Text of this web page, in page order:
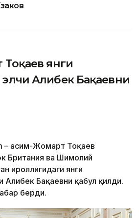
Тоқаев янги
Алибек Бақаевни
– Қасим-Жомарт Тоқаев
Британия ва Шимолий
Қироллигидаги янги
Алибек Бақаевни қабул қилди.
берди.